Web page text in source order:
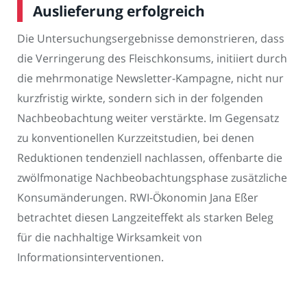
Auslieferung erfolgreich
Die Untersuchungsergebnisse demonstrieren, dass
die Verringerung des Fleischkonsums, initiiert durch
die mehrmonatige Newsletter-Kampagne, nicht nur
kurzfristig wirkte, sondern sich in der folgenden
Nachbeobachtung weiter verstärkte. Im Gegensatz
zu konventionellen Kurzzeitstudien, bei denen
Reduktionen tendenziell nachlassen, offenbarte die
zwölfmonatige Nachbeobachtungsphase zusätzliche
Konsumänderungen. RWI-Ökonomin Jana Eßer
betrachtet diesen Langzeiteffekt als starken Beleg
für die nachhaltige Wirksamkeit von
Informationsinterventionen.